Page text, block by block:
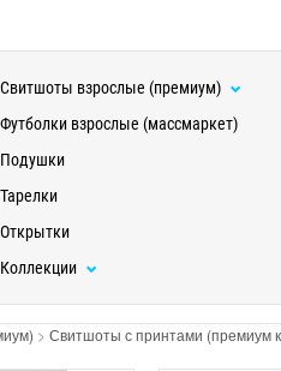
Свитшоты взрослые (премиум)
Футболки взрослые (массмаркет)
Подушки
Тарелки
Открытки
Коллекции
> Свитшоты с принтами (премиум